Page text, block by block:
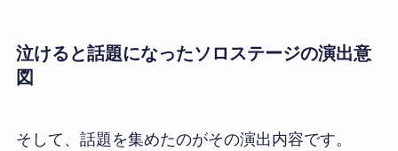
泣けると話題になったソロステージの演出意
図
そして、話題を集めたのがその演出内容です。